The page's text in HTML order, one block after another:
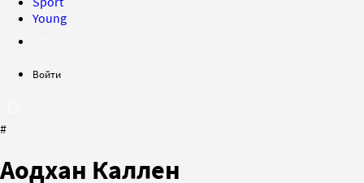
Young
Войти
#
Аодхан Каллен